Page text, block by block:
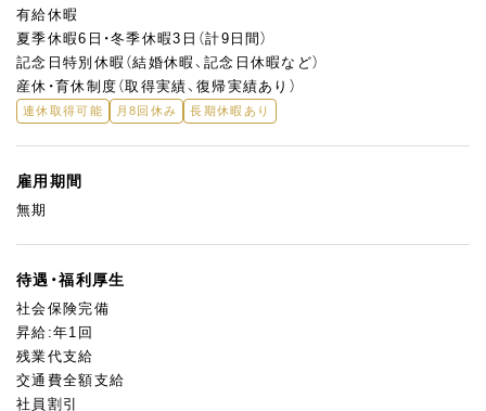
有給休暇
夏季休暇6日・冬季休暇3日（計9日間）
記念日特別休暇（結婚休暇、記念日休暇など）
産休・育休制度（取得実績、復帰実績あり）
連休取得可能 月8回休み 長期休暇あり
雇用期間
無期
待遇・福利厚生
社会保険完備
昇給:年1回
残業代支給
交通費全額支給
社員割引